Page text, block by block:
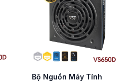
Bộ Nguồn Máy Tính